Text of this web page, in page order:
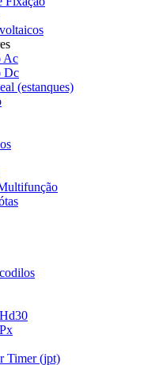
Ac
Dc
(estanques)
Timer (jpt)